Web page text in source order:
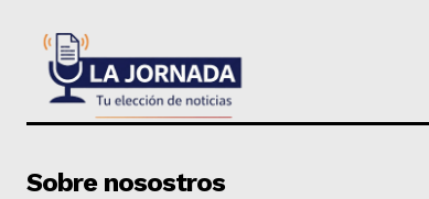
Sobre nosostros